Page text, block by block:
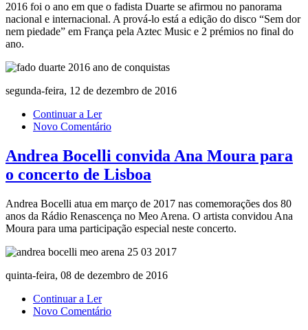
2016 foi o ano em que o fadista Duarte se afirmou no panorama
nacional e internacional. A prová-lo está a edição do disco “Sem dor
nem piedade” em França pela Aztec Music e 2 prémios no final do
ano.
segunda-feira, 12 de dezembro de 2016
Continuar a Ler
Novo Comentário
Andrea Bocelli convida Ana Moura para
o concerto de Lisboa
Andrea Bocelli atua em março de 2017 nas comemorações dos 80
anos da Rádio Renascença no Meo Arena. O artista convidou Ana
Moura para uma participação especial neste concerto.
quinta-feira, 08 de dezembro de 2016
Continuar a Ler
Novo Comentário